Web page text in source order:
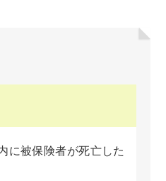
に被保険者が死亡した